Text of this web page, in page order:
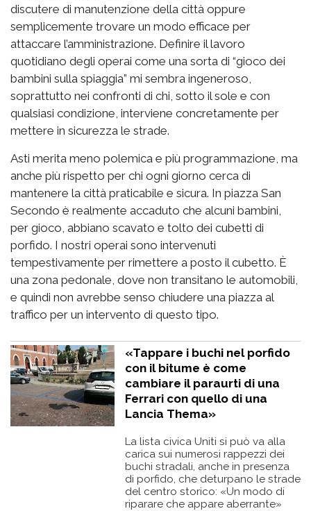
discutere di manutenzione della città oppure
semplicemente trovare un modo efficace per
attaccare l’amministrazione. Definire il lavoro
quotidiano degli operai come una sorta di “gioco dei
bambini sulla spiaggia” mi sembra ingeneroso,
soprattutto nei confronti di chi, sotto il sole e con
qualsiasi condizione, interviene concretamente per
mettere in sicurezza le strade.
Asti merita meno polemica e più programmazione, ma
anche più rispetto per chi ogni giorno cerca di
mantenere la città praticabile e sicura. In piazza San
Secondo è realmente accaduto che alcuni bambini,
per gioco, abbiano scavato e tolto dei cubetti di
porfido. I nostri operai sono intervenuti
tempestivamente per rimettere a posto il cubetto. È
una zona pedonale, dove non transitano le automobili,
e quindi non avrebbe senso chiudere una piazza al
traffico per un intervento di questo tipo.
«Tappare i buchi nel porfido
con il bitume è come
cambiare il paraurti di una
Ferrari con quello di una
Lancia Thema»
La lista civica Uniti si può va alla
carica sui numerosi rappezzi dei
buchi stradali, anche in presenza
di porfido, che deturpano le strade
del centro storico: «Un modo di
riparare che appare aberrante»